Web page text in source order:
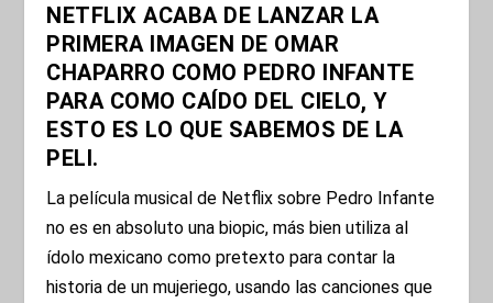
NETFLIX ACABA DE LANZAR LA
PRIMERA IMAGEN DE OMAR
CHAPARRO COMO PEDRO INFANTE
PARA COMO CAÍDO DEL CIELO, Y
ESTO ES LO QUE SABEMOS DE LA
PELI.
La película musical de Netflix sobre Pedro Infante
no es en absoluto una biopic, más bien utiliza al
ídolo mexicano como pretexto para contar la
historia de un mujeriego, usando las canciones que